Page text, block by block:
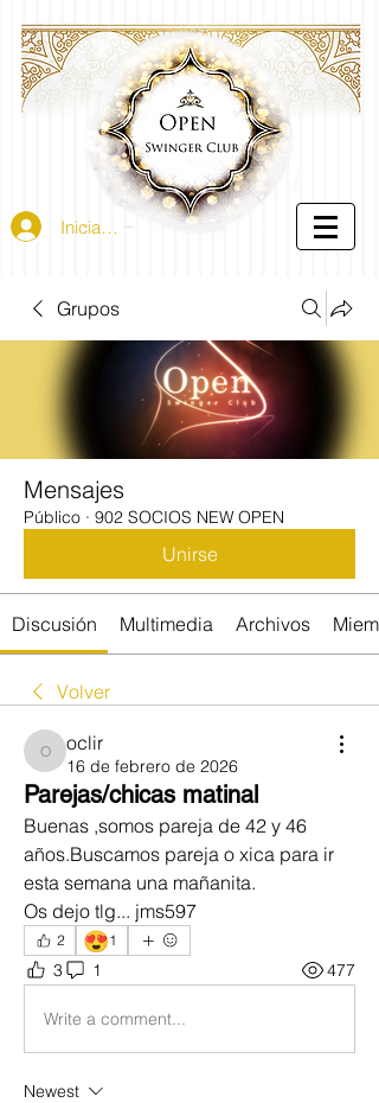
Iniciar sesión
Grupos
Mensajes
Público · 902 SOCIOS NEW OPEN
Unirse
Discusión Multimedia Archivos
Volver
oclir
oclir
16 de febrero de 2026
Parejas/chicas matinal
Buenas ,somos pareja de 42 y 46
años.Buscamos pareja o xica para ir
esta semana una mañanita.
Os dejo tlg... jms597
2 😍1
3 1 477
Write a comment...
Newest